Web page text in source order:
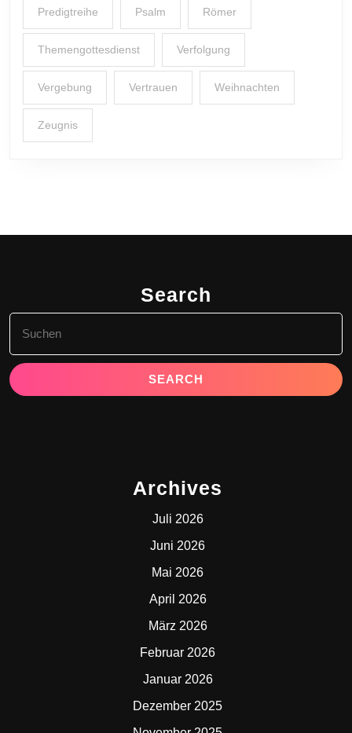
Predigtreihe Psalm Römer
Themengottesdienst Verfolgung
Vergebung Vertrauen Weihnachten
Zeugnis
Search
for:
Archives
Juli 2026
Juni 2026
Mai 2026
April 2026
März 2026
Februar 2026
Januar 2026
Dezember 2025